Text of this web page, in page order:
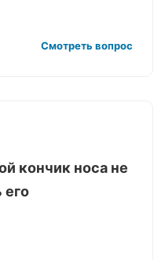
Смотреть вопрос
кончик носа не
его